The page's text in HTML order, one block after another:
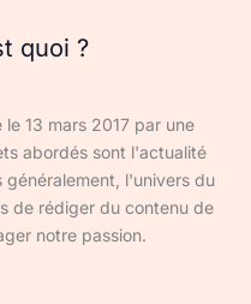
quoi ?
13 mars 2017 par une
abordés sont l'actualité
l'univers du
de rédiger du contenu de
notre passion.